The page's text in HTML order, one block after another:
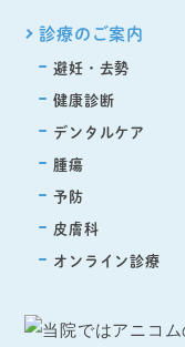
診療のご案内
避妊・去勢
健康診断
デンタルケア
腫瘍
予防
皮膚科
オンライン診療